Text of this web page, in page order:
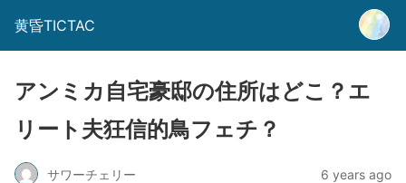
黄昏TICTAC
アンミカ自宅豪邸の住所はどこ？エ
リート夫狂信的鳥フェチ？
サワーチェリー 6 years ago